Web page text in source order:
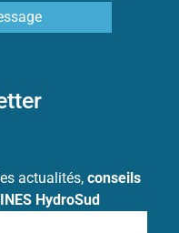
actualités, conseils
HydroSud